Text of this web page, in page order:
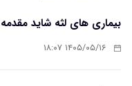
بیماری های لثه شاید مقدمه ای
۱۴۰۵/۰۵/۱۶ ۱۸:۰۷